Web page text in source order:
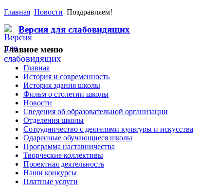
Главная Новости Поздравляем!
Версия для слабовидящих
Главное меню
Главная
История и современность
История здания школы
Фильм о столетии школы
Новости
Сведения об образовательной организации
Отделения школы
Сотрудничество с деятелями культуры и искусства
Одаренные обучающиеся школы
Программа наставничества
Творческие коллективы
Проектная деятельность
Наши конкурсы
Платные услуги